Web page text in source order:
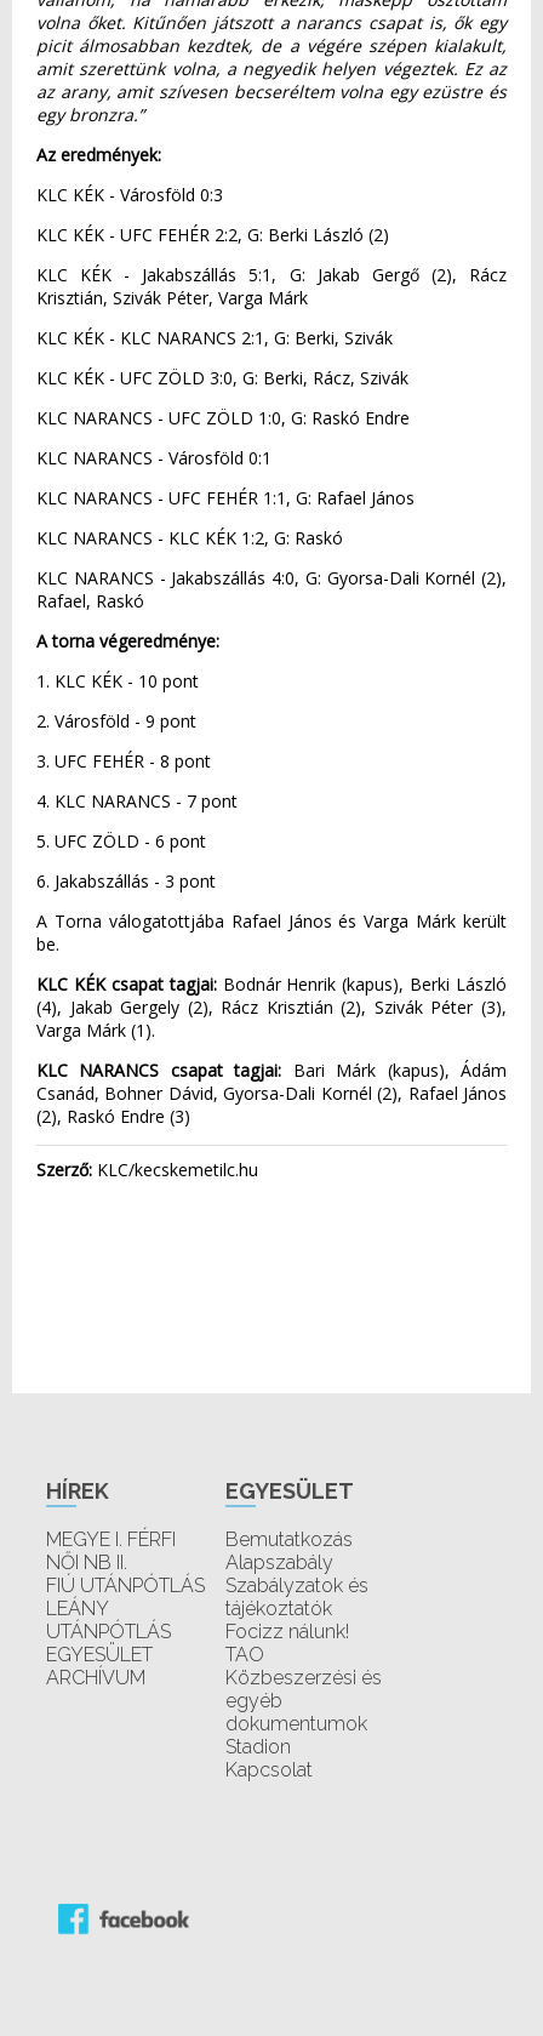
volna őket. Kitűnően játszott a narancs csapat is, ők egy
picit álmosabban kezdtek, de a végére szépen kialakult,
amit szerettünk volna, a negyedik helyen végeztek. Ez az
az arany, amit szívesen becseréltem volna egy ezüstre és
egy bronzra.”
Az eredmények:
KLC KÉK - Városföld 0:3
KLC KÉK - UFC FEHÉR 2:2, G: Berki László (2)
KLC KÉK - Jakabszállás 5:1, G: Jakab Gergő (2), Rácz
Krisztián, Szivák Péter, Varga Márk
KLC KÉK - KLC NARANCS 2:1, G: Berki, Szivák
KLC KÉK - UFC ZÖLD 3:0, G: Berki, Rácz, Szivák
KLC NARANCS - UFC ZÖLD 1:0, G: Raskó Endre
KLC NARANCS - Városföld 0:1
KLC NARANCS - UFC FEHÉR 1:1, G: Rafael János
KLC NARANCS - KLC KÉK 1:2, G: Raskó
KLC NARANCS - Jakabszállás 4:0, G: Gyorsa-Dali Kornél (2),
Rafael, Raskó
A torna végeredménye:
1. KLC KÉK - 10 pont
2. Városföld - 9 pont
3. UFC FEHÉR - 8 pont
4. KLC NARANCS - 7 pont
5. UFC ZÖLD - 6 pont
6. Jakabszállás - 3 pont
A Torna válogatottjába Rafael János és Varga Márk került
be.
KLC KÉK csapat tagjai:Bodnár Henrik (kapus), Berki László
(4), Jakab Gergely (2), Rácz Krisztián (2), Szivák Péter (3),
Varga Márk (1).
KLC NARANCS csapat tagjai: Bari Márk (kapus), Ádám
Csanád, Bohner Dávid, Gyorsa-Dali Kornél (2), Rafael János
(2), Raskó Endre (3)
Szerző: KLC/kecskemetilc.hu
HÍREK
MEGYE I. FÉRFI
NŐI NB II.
FIÚ UTÁNPÓTLÁS
LEÁNY
UTÁNPÓTLÁS
EGYESÜLET
ARCHÍVUM
EGYESÜLET
Bemutatkozás
Alapszabály
Szabályzatok és
tájékoztatók
Focizz nálunk!
TAO
Közbeszerzési és
egyéb
dokumentumok
Stadion
Kapcsolat